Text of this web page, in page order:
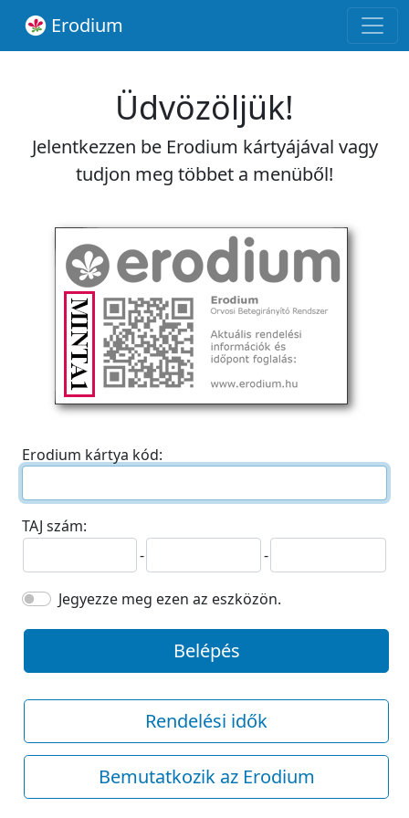
Erodium
Üdvözöljük!
Jelentkezzen be Erodium kártyájával vagy
tudjon meg többet a menüből!
Erodium kártya kód:
TAJ szám:
-
-
Jegyezze meg ezen az eszközön.
Belépés
Rendelési idők
Bemutatkozik az Erodium